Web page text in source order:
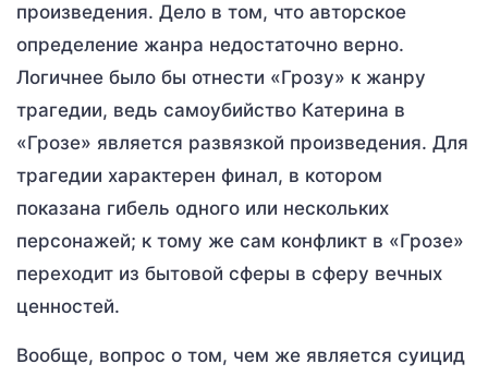
произведения. Дело в том, что авторское
определение жанра недостаточно верно.
Логичнее было бы отнести «Грозу» к жанру
трагедии, ведь самоубийство Катерина в
«Грозе» является развязкой произведения. Для
трагедии характерен финал, в котором
показана гибель одного или нескольких
персонажей; к тому же сам конфликт в «Грозе»
переходит из бытовой сферы в сферу вечных
ценностей.
Вообще, вопрос о том, чем же является суицид